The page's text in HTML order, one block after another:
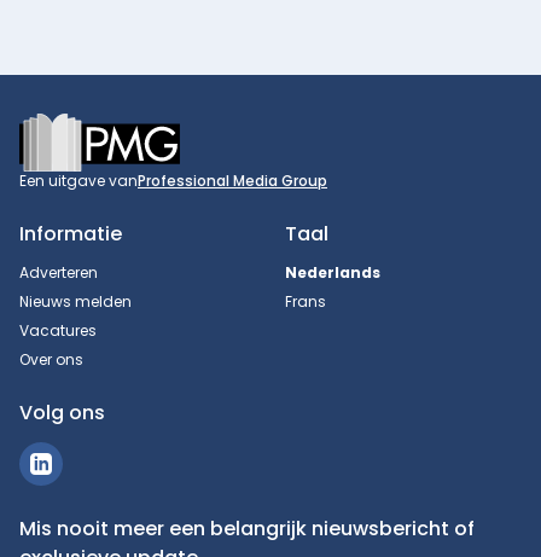
Footer
Een uitgave vanProfessional Media Group
Informatie
Adverteren
Nieuws melden
Vacatures
Over ons
Taal
Nederlands
Frans
Volg ons
Mis nooit meer een belangrijk nieuwsbericht of